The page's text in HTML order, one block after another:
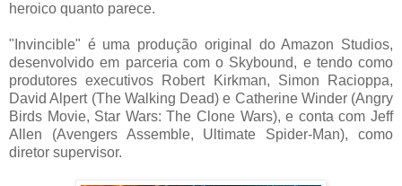
heroico quanto parece.
"Invincible" é uma produção original do Amazon Studios,
desenvolvido em parceria com o Skybound, e tendo como
produtores executivos Robert Kirkman, Simon Racioppa,
David Alpert (The Walking Dead) e Catherine Winder (Angry
Birds Movie, Star Wars: The Clone Wars), e conta com Jeff
Allen (Avengers Assemble, Ultimate Spider-Man), como
diretor supervisor.